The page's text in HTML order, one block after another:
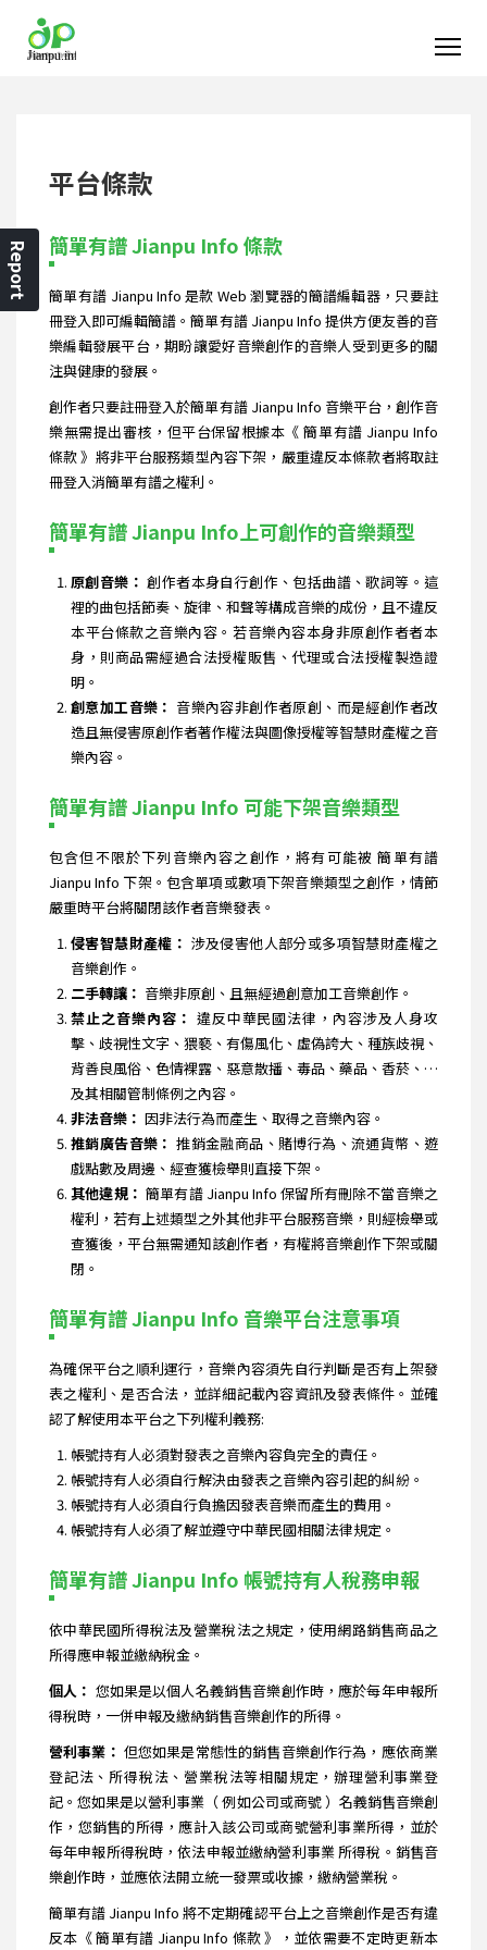
平台條款
簡單有譜 Jianpu Info 條款
簡單有譜 Jianpu Info 是款 Web 瀏覽器的簡譜編輯器，只要註
冊登入即可編輯簡譜。簡單有譜 Jianpu Info 提供方便友善的音
樂編輯發展平台，期盼讓愛好音樂創作的音樂人受到更多的關
注與健康的發展。
創作者只要註冊登入於簡單有譜 Jianpu Info 音樂平台，創作音
樂無需提出審核，但平台保留根據本《 簡單有譜 Jianpu Info
條款 》將非平台服務類型內容下架，嚴重違反本條款者將取註
冊登入消簡單有譜之權利。
簡單有譜 Jianpu Info上可創作的音樂類型
原創音樂： 創作者本身自行創作、包括曲譜、歌詞等。這
裡的曲包括節奏、旋律、和聲等構成音樂的成份，且不違反
本平台條款之音樂內容。若音樂內容本身非原創作者者本
身，則商品需經過合法授權販售、代理或合法授權製造證
明。
創意加工音樂： 音樂內容非創作者原創、而是經創作者改
造且無侵害原創作者著作權法與圖像授權等智慧財產權之音
樂內容。
簡單有譜 Jianpu Info 可能下架音樂類型
包含但不限於下列音樂內容之創作，將有可能被 簡單有譜
Jianpu Info 下架。包含單項或數項下架音樂類型之創作，情節
嚴重時平台將關閉該作者音樂發表。
侵害智慧財產權： 涉及侵害他人部分或多項智慧財產權之
音樂創作。
二手轉讓： 音樂非原創、且無經過創意加工音樂創作。
禁止之音樂內容： 違反中華民國法律，內容涉及人身攻
擊、歧視性文字、猥褻、有傷風化、虛偽誇大、種族歧視、
背善良風俗、色情裸露、惡意散播、毒品、藥品、香菸、…
及其相關管制條例之內容。
非法音樂： 因非法行為而產生、取得之音樂內容。
推銷廣告音樂： 推銷金融商品、賭博行為、流通貨幣、遊
戲點數及周邊、經查獲檢舉則直接下架。
其他違規： 簡單有譜 Jianpu Info 保留所有刪除不當音樂之
權利，若有上述類型之外其他非平台服務音樂，則經檢舉或
查獲後，平台無需通知該創作者，有權將音樂創作下架或關
閉。
簡單有譜 Jianpu Info 音樂平台注意事項
為確保平台之順利運行，音樂內容須先自行判斷是否有上架發
表之權利、是否合法，並詳細記載內容資訊及發表條件。並確
認了解使用本平台之下列權利義務:
帳號持有人必須對發表之音樂內容負完全的責任。
帳號持有人必須自行解決由發表之音樂內容引起的糾紛。
帳號持有人必須自行負擔因發表音樂而產生的費用。
帳號持有人必須了解並遵守中華民國相關法律規定。
簡單有譜 Jianpu Info 帳號持有人稅務申報
依中華民國所得稅法及營業稅法之規定，使用網路銷售商品之
所得應申報並繳納稅金。
個人： 您如果是以個人名義銷售音樂創作時，應於每年申報所
得稅時，一併申報及繳納銷售音樂創作的所得。
營利事業： 但您如果是常態性的銷售音樂創作行為，應依商業
登記法、所得稅法、營業稅法等相關規定，辦理營利事業登
記。您如果是以營利事業（ 例如公司或商號 ）名義銷售音樂創
作，您銷售的所得，應計入該公司或商號營利事業所得，並於
每年申報所得稅時，依法申報並繳納營利事業 所得稅。銷售音
樂創作時，並應依法開立統一發票或收據，繳納營業稅。
簡單有譜 Jianpu Info 將不定期確認平台上之音樂創作是否有違
反本《 簡單有譜 Jianpu Info 條款 》，並依需要不定時更新本
Report